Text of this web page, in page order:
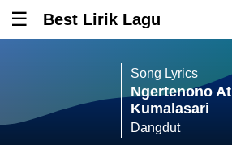
Tombol untuk membuka atau
Best Lirik Lagu
Song Lyrics
Ngertenono
Kumalasari
Dangdut